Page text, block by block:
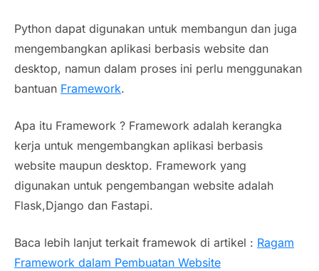
Python dapat digunakan untuk membangun dan juga
mengembangkan aplikasi berbasis website dan
desktop, namun dalam proses ini perlu menggunakan
bantuan Framework.
Apa itu Framework ? Framework adalah kerangka
kerja untuk mengembangkan aplikasi berbasis
website maupun desktop. Framework yang
digunakan untuk pengembangan website adalah
Flask,Django dan Fastapi.
Baca lebih lanjut terkait framewok di artikel : Ragam
Framework dalam Pembuatan Website